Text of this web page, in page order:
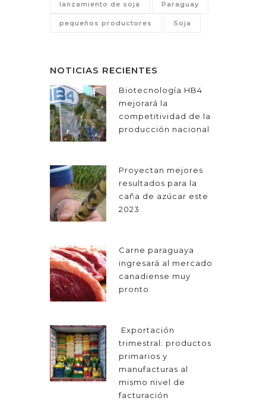
lanzamiento de soja Paraguay
pequeños productores Soja
NOTICIAS RECIENTES
Biotecnología HB4
mejorará la
competitividad de la
producción nacional
Proyectan mejores
resultados para la
caña de azúcar este
2023
Carne paraguaya
ingresará al mercado
canadiense muy
pronto
Exportación
trimestral: productos
primarios y
manufacturas al
mismo nivel de
facturación